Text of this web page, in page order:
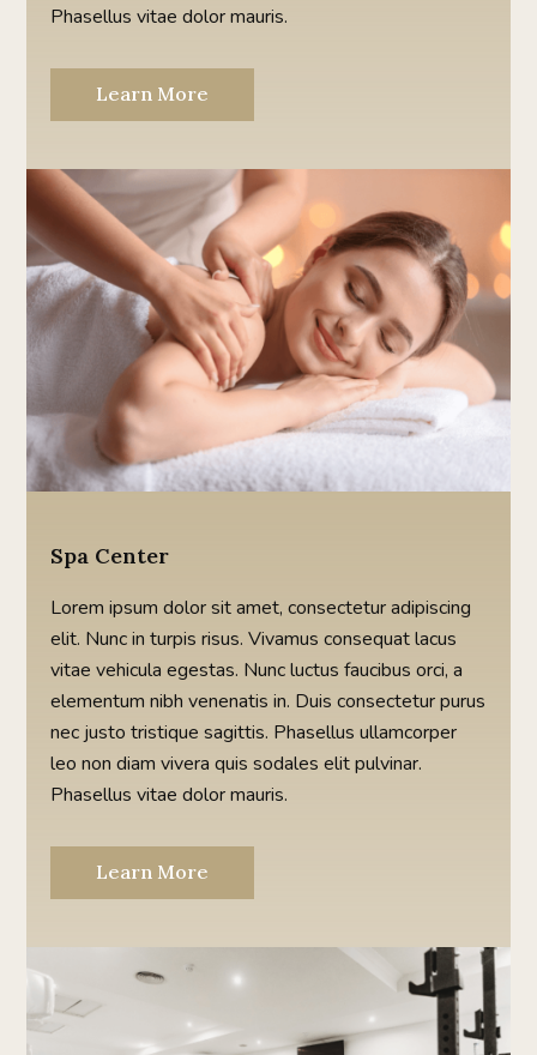
Phasellus vitae dolor mauris.
Learn More
Spa Center
Lorem ipsum dolor sit amet, consectetur adipiscing
elit. Nunc in turpis risus. Vivamus consequat lacus
vitae vehicula egestas. Nunc luctus faucibus orci, a
elementum nibh venenatis in. Duis consectetur purus
nec justo tristique sagittis. Phasellus ullamcorper
leo non diam vivera quis sodales elit pulvinar.
Phasellus vitae dolor mauris.
Learn More